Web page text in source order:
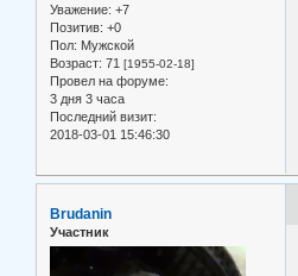
Уважение: +7
Позитив: +0
Пол: Мужской
Возраст: 71 [1955-02-18]
Провел на форуме:
3 дня 3 часа
Последний визит:
2018-03-01 15:46:30
Brudanin
Участник